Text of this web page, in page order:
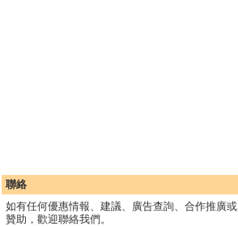
聯絡
如有任何優惠情報、建議、廣告查詢、合作推廣或
贊助，歡迎聯絡我們。